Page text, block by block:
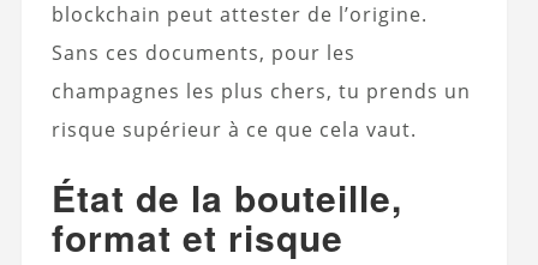
blockchain peut attester de l’origine.
Sans ces documents, pour les
champagnes les plus chers, tu prends un
risque supérieur à ce que cela vaut.
État de la bouteille,
format et risque